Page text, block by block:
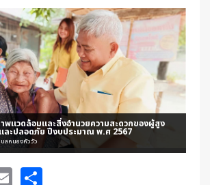
พแวดล้อมและสิ่งอำนวยความสะดวกของผู้สูง
ละปลอดภัย ปีงบประมาณ พ.ศ 2567
ลหนองหัววัว
Email